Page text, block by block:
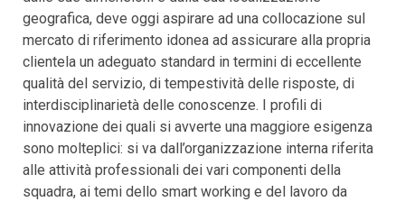
geografica, deve oggi aspirare ad una collocazione sul
mercato di riferimento idonea ad assicurare alla propria
clientela un adeguato standard in termini di eccellente
qualità del servizio, di tempestività delle risposte, di
interdisciplinarietà delle conoscenze. I profili di
innovazione dei quali si avverte una maggiore esigenza
sono molteplici: si va dall’organizzazione interna riferita
alle attività professionali dei vari componenti della
squadra, ai temi dello smart working e del lavoro da